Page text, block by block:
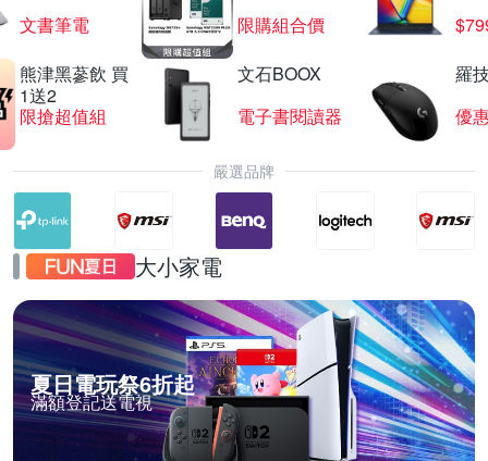
文書筆電
限購組合價
熊津黑蔘飲 買
1送2
限搶超值組
文石BOOX
電子書閱讀器
羅
優
嚴選品牌
大小家電
夏日電玩祭6折起
滿額登記送電視